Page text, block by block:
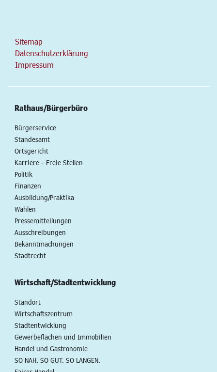
Sitemap
Datenschutzerklärung
Impressum
Rathaus/Bürgerbüro
Bürgerservice
Standesamt
Ortsgericht
Karriere - Freie Stellen
Politik
Finanzen
Ausbildung/Praktika
Wahlen
Pressemitteilungen
Ausschreibungen
Bekanntmachungen
Stadtrecht
Wirtschaft/Stadtentwicklung
Standort
Wirtschaftszentrum
Stadtentwicklung
Gewerbeflächen und Immobilien
Handel und Gastronomie
SO NAH. SO GUT. SO LANGEN.